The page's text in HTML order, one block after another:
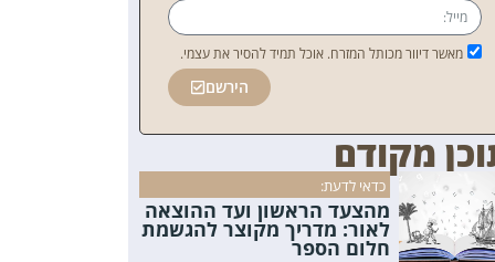
מאשר דיוור מכותל המזרח. אוכל תמיד להסיר את עצמי.
הירשם
מקודם
כדאי לדעת:
מהצעד הראשון ועד ההוצאה
לאור: מדריך מקוצר להגשמת
חלום הספר